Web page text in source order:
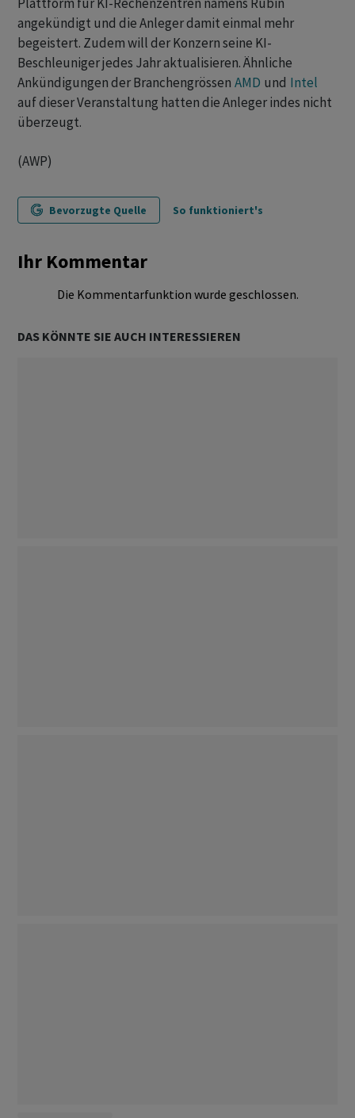
Plattform für KI-Rechenzentren namens Rubin
angekündigt und die Anleger damit einmal mehr
begeistert. Zudem will der Konzern seine KI-
Beschleuniger jedes Jahr aktualisieren. Ähnliche
Ankündigungen der Branchengrössen AMD und Intel
auf dieser Veranstaltung hatten die Anleger indes nicht
überzeugt.
(AWP)
Bevorzugte Quelle So funktioniert's
Ihr Kommentar
Die Kommentarfunktion wurde geschlossen.
DAS KÖNNTE SIE AUCH INTERESSIEREN